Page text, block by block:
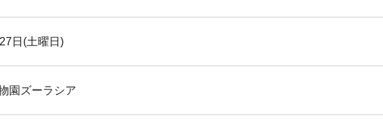
日(土曜日)
園ズーラシア